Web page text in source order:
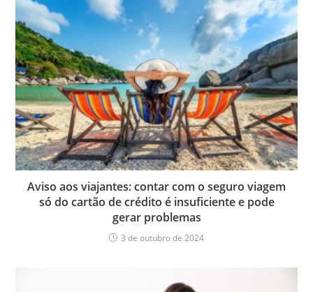
Aviso aos viajantes: contar com o seguro viagem
só do cartão de crédito é insuficiente e pode
gerar problemas
3 de outubro de 2024